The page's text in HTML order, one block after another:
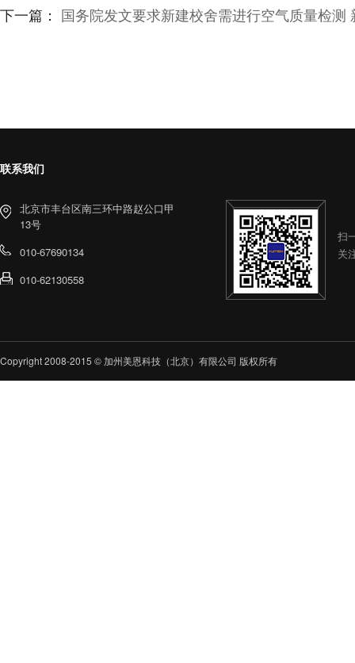
下一篇： 国务院发文要求新建校舍需进行空气质量检
联系我们
北京市丰台区南三环中路赵公口甲
13号
010-67690134
010-62130558
扫
关
Copyright 2008-2015 © 加州美恩科技（北京）有限公司 版权所有